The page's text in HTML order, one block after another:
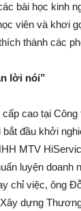
bài học kinh
viên và khơi
thành các
lời nói”
cao tại Công
đầu khởi
MTV
luyện doanh
chỉ việc, ông
dựng